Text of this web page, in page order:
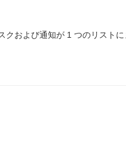
および通知が 1 つのリスト